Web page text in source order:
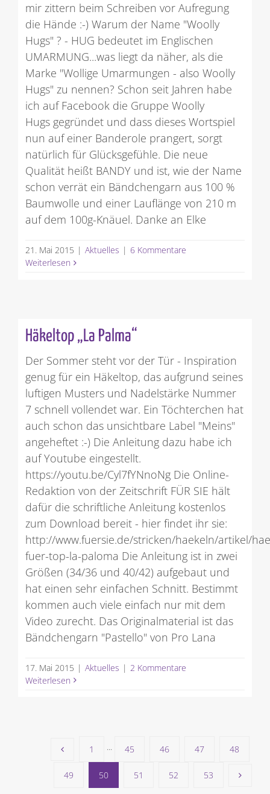
mir zittern beim Schreiben vor Aufregung
die Hände :-) Warum der Name "Woolly
Hugs" ? - HUG bedeutet im Englischen
UMARMUNG...was liegt da näher, als die
Marke "Wollige Umarmungen - also Woolly
Hugs" zu nennen? Schon seit Jahren habe
ich auf Facebook die Gruppe Woolly
Hugs gegründet und dass dieses Wortspiel
nun auf einer Banderole prangert, sorgt
natürlich für Glücksgefühle. Die neue
Qualität heißt BANDY und ist, wie der Name
schon verrät ein Bändchengarn aus 100 %
Baumwolle und einer Lauflänge von 210 m
auf dem 100g-Knäuel. Danke an Elke
21. Mai 2015 | Aktuelles | 6 Kommentare
Weiterlesen
Häkeltop „La Palma“
Der Sommer steht vor der Tür - Inspiration
genug für ein Häkeltop, das aufgrund seines
luftigen Musters und Nadelstärke Nummer
7 schnell vollendet war. Ein Töchterchen hat
auch schon das unsichtbare Label "Meins"
angeheftet :-) Die Anleitung dazu habe ich
auf Youtube eingestellt.
https://youtu.be/Cyl7fYNnoNg Die Online-
Redaktion von der Zeitschrift FÜR SIE hält
dafür die schriftliche Anleitung kostenlos
zum Download bereit - hier findet ihr sie:
http://www.fuersie.de/stricken/haekeln/artikel/
fuer-top-la-paloma Die Anleitung ist in zwei
Größen (34/36 und 40/42) aufgebaut und
hat einen sehr einfachen Schnitt. Bestimmt
kommen auch viele einfach nur mit dem
Video zurecht. Das Originalmaterial ist das
Bändchengarn "Pastello" von Pro Lana
17. Mai 2015 | Aktuelles | 2 Kommentare
Weiterlesen
1 ··· 45 46 47 48
49 50 51 52 53